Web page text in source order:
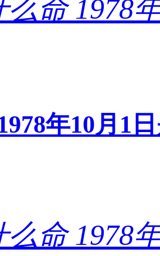
年10月1